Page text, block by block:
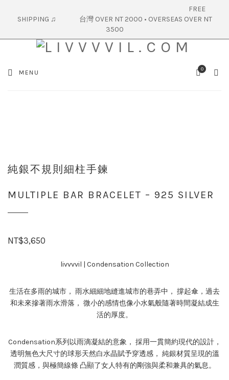
FREE
SHIPPING ♫ 台灣 OVER NT 2000 • OVERSEAS OVER NT
3500
MENU 0
純銀不規則細柱手鍊
MULTIPLE BAR BRACELET – 925 SILVER
NT$3,650
livvvvil | Condensation Collection
生活在多雨的城市， 雨水細細地縫進城市的巷弄中， 撐起傘，過去
和未來摻著雨水滑落， 微小的感情也像小水氣般隨著時間凝結成生
活的厚度。
Condensation系列以雨滴凝結的意象， 採用一貫簡約現代的設計，
透明無色大尺寸的球形天然白水晶賦予穿透感， 純銀材質呈現的溫
潤質感，與極簡線條 凸顯了女人特有的剛強與柔和兼具的氣息。